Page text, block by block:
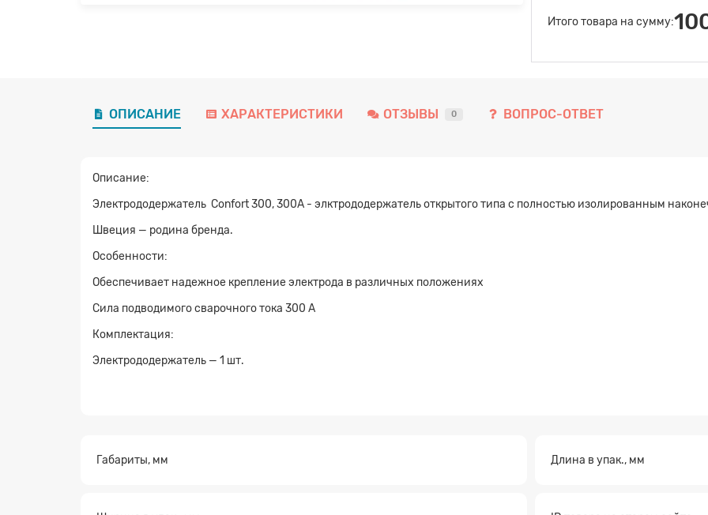
Итого товара на сумму:
ОПИСАНИЕ ХАРАКТЕРИСТИКИ ОТЗЫВЫ 0 ВОПРОС-ОТВЕТ
Описание:
Электрододержатель Confort 300, 300А - элктрододержатель открытого типа с полностью изолированным
Швеция — родина бренда.
Особенности:
Обеспечивает надежное крепление электрода в различных положениях
Сила подводимого сварочного тока 300 А
Комплектация:
Электрододержатель — 1 шт.
Габариты, мм Длина в упак., мм